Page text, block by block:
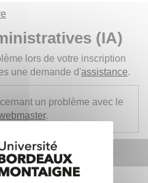
(IA)
lors de votre inscription
une demande d'assistance.
un problème avec le
.